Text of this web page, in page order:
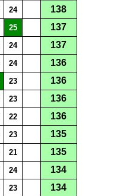
24 138
25 137
24 137
24 136
23 136
23 136
22 136
23 135
21 135
24 134
23 134